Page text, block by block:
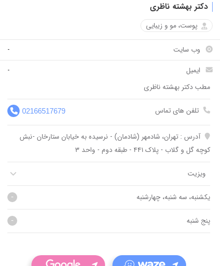
دکتر بهشته ناظری
پوست، مو و زیبایی
وب سایت
-
ایمیل
-
مطب دکتر بهشته ناظری
تلفن های تماس 02166517679
آدرس : تهران، شادمهر (شادمان) - نرسیده به خیابان ستارخان -نبش
کوچه گل و گلاب - پلاک ۴۴۱ - طبقه دوم - واحد ۳
ویزیت
یکشنبه، سه شنبه، چهارشنبه -
پنج شنبه -